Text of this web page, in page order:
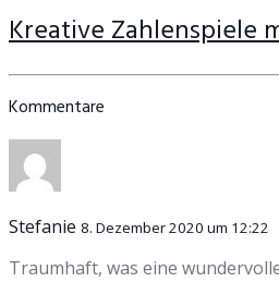
Kreative Zahlenspiele
Kommentare
Stefanie 8. Dezember 2020 um 12:22
Traumhaft, was eine